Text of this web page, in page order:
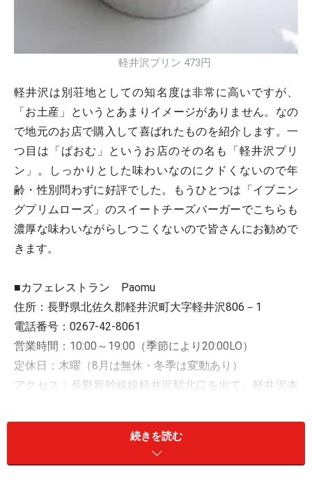
軽井沢プリン 473円
軽井沢は別荘地としての知名度は非常に高いですが、
「お土産」というとあまりイメージがありません。なの
で地元のお店で購入して喜ばれたものを紹介します。一
つ目は「ぱおむ」というお店のその名も「軽井沢プリ
ン」。しっかりとした味わいなのにクドくないので年
齢・性別問わずに好評でした。もうひとつは「イブニン
グプリムローズ」のスイートチーズバーガーでこちらも
濃厚な味わいながらしつこくないので皆さんにお勧めで
きます。
■カフェレストラン Paomu
住所：長野県北佐久郡軽井沢町大字軽井沢806－1
電話番号：0267-42-8061
営業時間：10:00～19:00（季節により20:00LO）
定休日：木曜（8月は無休・冬季は変動あり）
アクセス：長野新幹線線軽井沢駅北口を出て、軽井沢本
HP：http://www.paomu-karuizawa.com/
■イブニングプリムローズ軽井沢店
続きを読む